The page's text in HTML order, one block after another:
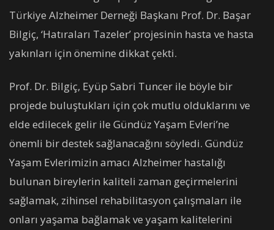
Türkiye Alzheimer Derneği Başkanı Prof. Dr. Başar
Bilgiç, ‘Hatıraları Tazeler’ projesinin hasta ve hasta
yakınları için önemine dikkat çekti.
Prof. Dr. Bilgiç, Eyüp Sabri Tuncer ile böyle bir
projede buluştukları için çok mutlu olduklarını ve
elde edilecek gelir ile Gündüz Yaşam Evleri’ne
önemli bir destek sağlanacağını söyledi. Gündüz
Yaşam Evlerimizin amacı Alzheimer hastalığı
bulunan bireylerin kaliteli zaman geçirmelerini
sağlamak, zihinsel rehabilitasyon çalışmaları ile
onları yaşama bağlamak ve yaşam kalitelerini